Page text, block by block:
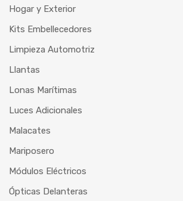
Hogar y Exterior
Kits Embellecedores
Limpieza Automotriz
Llantas
Lonas Marítimas
Luces Adicionales
Malacates
Mariposero
Módulos Eléctricos
Ópticas Delanteras